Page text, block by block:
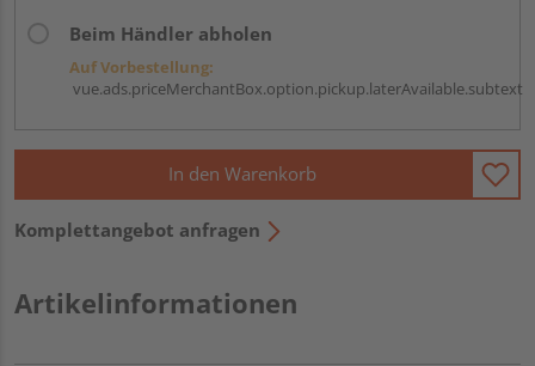
Beim Händler abholen
Auf Vorbestellung:
vue.ads.priceMerchantBox.option.pickup.laterAvailable.subtext
In den Warenkorb
Komplettangebot anfragen
Artikelinformationen